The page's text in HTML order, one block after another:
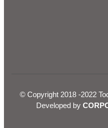
© Copyright 2018 -2022
Developed by